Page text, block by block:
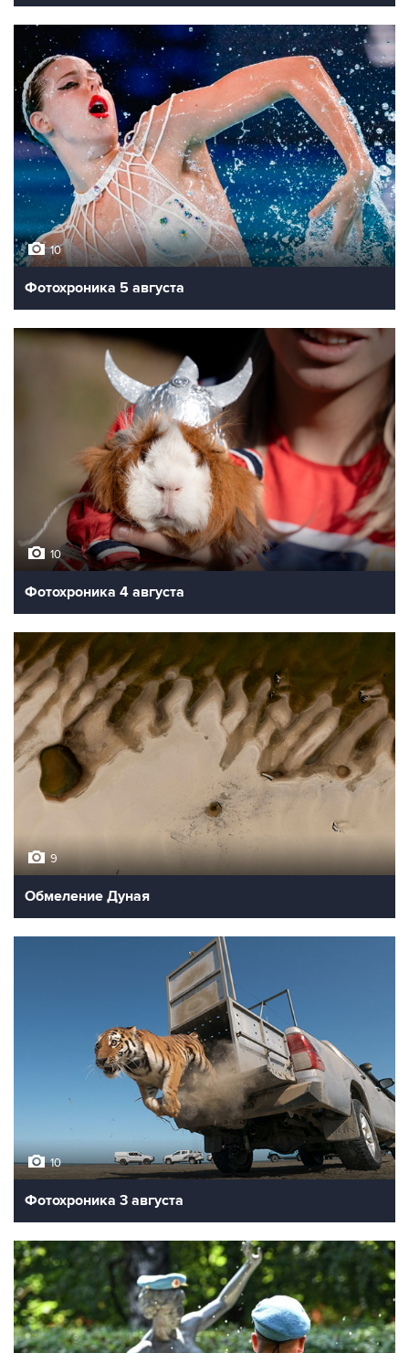
10
Фотохроника 5 августа
10
Фотохроника 4 августа
9
Обмеление Дуная
10
Фотохроника 3 августа